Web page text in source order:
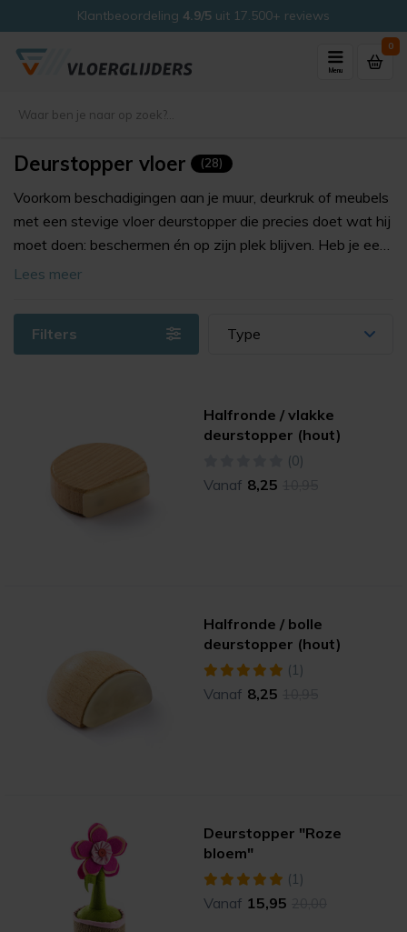
Klantbeoordeling 4.9/5 uit 17.500+ reviews
Menu
0
Deurstopper vloer (28)
Voorkom beschadigingen aan je muur, deurkruk of meubels
met een stevige vloer deurstopper die precies doet wat hij
moet doen: beschermen én op zijn plek blijven. Heb je een
deur die met kracht openzwaait of wil je liever niet in de
ook nog eens past in je interieur. Je plaatst de stopper op
de juiste plek, zet de deur open en je hoeft nergens meer
werkdag voor 16:00 uur, dan gaat je bestelling dezelfde
Lees meer
Filters Type
Halfronde / vlakke
deurstopper (hout)
(0)
Vanaf 8,25
Halfronde / bolle
deurstopper (hout)
(1)
Vanaf 8,25
Deurstopper "Roze
bloem"
(1)
Vanaf 15,95